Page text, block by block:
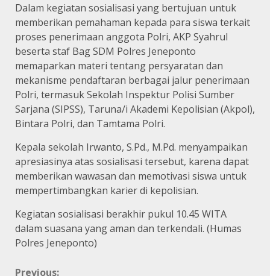
Dalam kegiatan sosialisasi yang bertujuan untuk
memberikan pemahaman kepada para siswa terkait
proses penerimaan anggota Polri, AKP Syahrul
beserta staf Bag SDM Polres Jeneponto
memaparkan materi tentang persyaratan dan
mekanisme pendaftaran berbagai jalur penerimaan
Polri, termasuk Sekolah Inspektur Polisi Sumber
Sarjana (SIPSS), Taruna/i Akademi Kepolisian (Akpol),
Bintara Polri, dan Tamtama Polri.
Kepala sekolah Irwanto, S.Pd., M.Pd. menyampaikan
apresiasinya atas sosialisasi tersebut, karena dapat
memberikan wawasan dan memotivasi siswa untuk
mempertimbangkan karier di kepolisian.
Kegiatan sosialisasi berakhir pukul 10.45 WITA
dalam suasana yang aman dan terkendali. (Humas
Polres Jeneponto)
Previous: